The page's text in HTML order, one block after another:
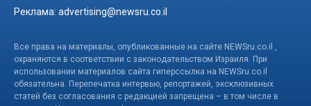
Реклама: advertising@newsru.co.il
Все права на материалы, опубликованные на сайте NEWSru.co.il ,
охраняются в соответствии с законодательством Израиля. При
использовании материалов сайта гиперссылка на NEWSru.co.il
обязательна. Перепечатка интервью, репортажей, эксклюзивных
статей без согласования с редакцией запрещена – в том числе в